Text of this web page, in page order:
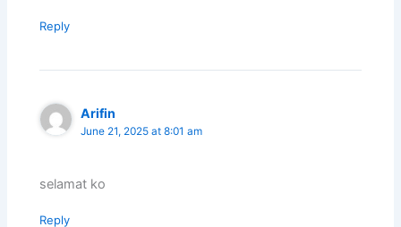
Reply
Arifin
June 21, 2025 at 8:01 am
selamat ko
Reply